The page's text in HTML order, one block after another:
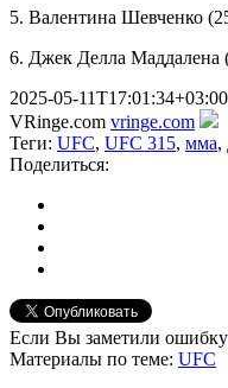
5. Валентина Шевченко
6. Джек Делла Маддалена
2025-05-11T17:01:34+03:00
VRinge.com vringe.com
Теги: UFC, UFC 315, мма,
Поделиться:
Если Вы заметили
Материалы по теме: UFC